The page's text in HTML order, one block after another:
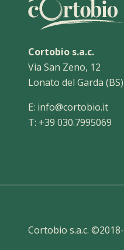
Cortobio s.a.c.
Via San Zeno, 12
Lonato del Garda (BS)
E: info@cortobio.it
T: +39 030.7995069
Cortobio s.a.c. ©2018-